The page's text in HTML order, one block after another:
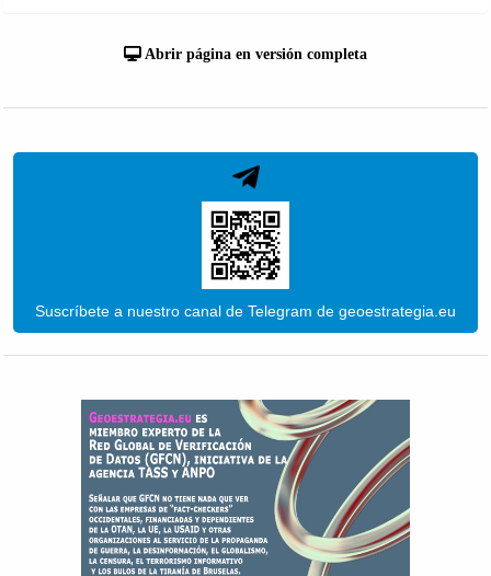
Abrir página en versión completa
Suscríbete a nuestro canal de Telegram de geoestrategia.eu